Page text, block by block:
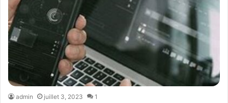
admin juillet 3, 2023 1